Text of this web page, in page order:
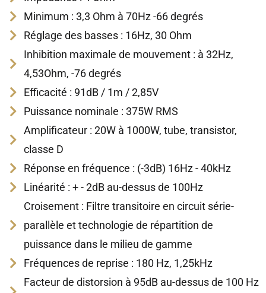
Minimum : 3,3 Ohm à 70Hz -66 degrés
Réglage des basses : 16Hz, 30 Ohm
Inhibition maximale de mouvement : à 32Hz,
4,53Ohm, -76 degrés
Efficacité : 91dB / 1m / 2,85V
Puissance nominale : 375W RMS
Amplificateur : 20W à 1000W, tube, transistor,
classe D
Réponse en fréquence : (-3dB) 16Hz - 40kHz
Linéarité : + - 2dB au-dessus de 100Hz
Croisement : Filtre transitoire en circuit série-
parallèle et technologie de répartition de
puissance dans le milieu de gamme
Fréquences de reprise : 180 Hz, 1,25kHz
Facteur de distorsion à 95dB au-dessus de 100 Hz